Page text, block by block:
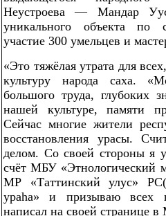
Неустроева — Мандар
уникального объекта по
участие 300 умельцев и
«Это тяжёлая утрата для
культуру народа саха.
большого труда, глубоких
нашей культуре, памяти
Сейчас многие жители
восстановления урасы.
делом. Со своей стороны я
счёт МБУ «Этнологический
МР «Таттинский улус»
ураһа» и призываю всех
написал на своей странице